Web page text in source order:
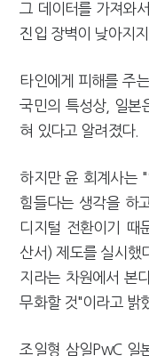
그 데이터를 가져와
진입 장벽이 낮아지
타인에게 피해를 주
국민의 특성상, 일본
혀 있다고 알려졌다.
하지만 윤 회계사는
힘들다는 생각을 하
디지털 전환이기 때
산서) 제도를 실시했
지라는 차원에서 본
무화할 것"이라고 밝
조일형 삼일PwC 일